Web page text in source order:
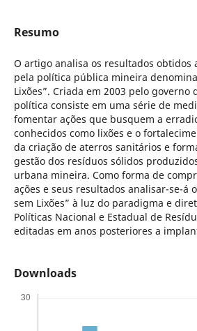
Resumo
O artigo analisa os resultados obtidos
pela política pública mineira
Lixões”. Criada em 2003 pelo governo
política consiste em uma série de
fomentar ações que busquem a
conhecidos como lixões e o
da criação de aterros sanitários e
gestão dos resíduos sólidos
urbana mineira. Como forma de
ações e seus resultados analisar-se-á
sem Lixões” à luz do paradigma e
Políticas Nacional e Estadual de
editadas em anos posteriores a
Downloads